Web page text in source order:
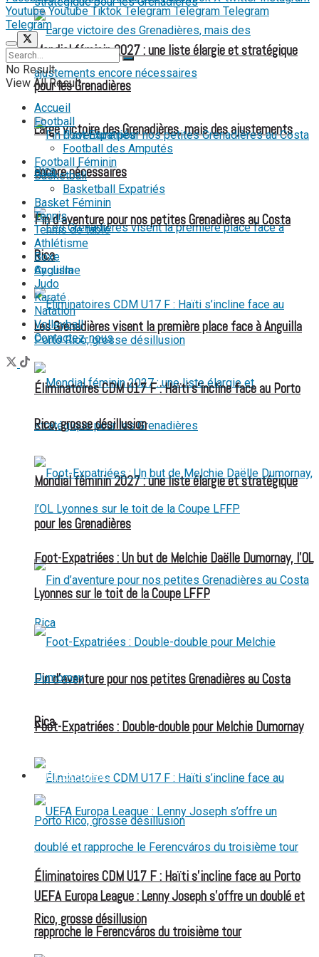
Large victoire des Grenadières, mais des ajustements
encore nécessaires
Les Grenadières visent la première place face à Anguilla
Mondial féminin 2027 : une liste élargie et stratégique
pour les Grenadières
Fin d’aventure pour nos petites Grenadières au Costa
Rica
Éliminatoires CDM U17 F : Haïti s’incline face au Porto
Rico, grosse désillusion
Mondial féminin 2027 : une liste élargie et stratégique
pour les Grenadières
Fin d’aventure pour nos petites Grenadières au Costa
Rica
Éliminatoires CDM U17 F : Haïti s’incline face au Porto
Rico, grosse désillusion
Foot-Expatriées : Un but de Melchie Daëlle Dumornay, l’OL
Lyonnes sur le toit de la Coupe LFFP
Foot-Expatriées : Double-double pour Melchie Dumornay
FOOT EXPATRIÉS
UEFA Europa League : Lenny Joseph s’offre un doublé et
rapproche le Ferencváros du troisième tour
Youtube Youtube Tiktok Telegram Telegram Telegram
Telegram
No Result
View All Result
Accueil
Football
Foot Expatriés
Football des Amputés
Football Féminin
Basketball
Basketball Expatriés
Basket Féminin
Tennis
Tennis de table
Athlétisme
Boxe
Cyclisme
Judo
Karaté
Natation
Volleyball
Contactez-nous